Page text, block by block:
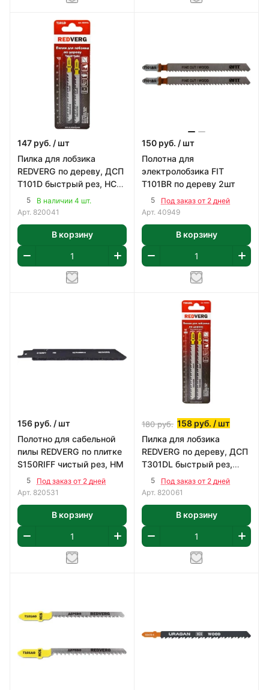
147 руб. / шт
Пилка для лобзика
REDVERG по дереву, ДСП
T101D быстрый рез, HCS
(2шт)
5
В наличии 4 шт.
Арт. 820041
В корзину
150 руб. / шт
Полотна для
электролобзика FIT
T101BR по дереву 2шт
5
Под заказ от 2 дней
Арт. 40949
В корзину
156 руб. / шт
Полотно для сабельной
пилы REDVERG по плитке
S150RIFF чистый рез, HM
5
Под заказ от 2 дней
Арт. 820531
В корзину
180руб. 158 руб. / шт
Пилка для лобзика
REDVERG по дереву, ДСП
T301DL быстрый рез,
HCS (2шт)
5
Под заказ от 2 дней
Арт. 820061
В корзину